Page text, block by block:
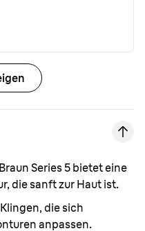
Braun Series 5 bietet eine
die sanft zur Haut ist.
die sich
anpassen.